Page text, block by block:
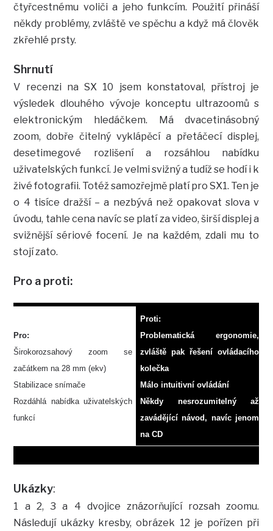
čtyřcestnému voliči a jeho funkcím. Použití přináší
někdy problémy, zvláště ve spěchu a když má člověk
zkřehlé prsty.
Shrnutí
V recenzi na SX 10 jsem konstatoval, přístroj je
výsledek dlouhého vývoje konceptu ultrazoomů s
elektronickým hledáčkem. Má dvacetinásobný
zoom, dobře čitelný vyklápěcí a přetáčecí displej,
desetimegové rozlišení a rozsáhlou nabídku
uživatelských funkcí. Je velmi svižný a tudíž se hodí i k
živé fotografii. Totéž samozřejmě platí pro SX1. Ten je
o 4 tisíce dražší – a nezbývá než opakovat slova v
úvodu, tahle cena navíc se platí za video, širší displej a
svižnější sériové focení. Je na každém, zdali mu to
stojí zato.
Pro a proti:
Pro:
Širokorozsahový zoom se
začátkem na 28 mm (ekv)
Stabilizace snímače
Rozdáhlá nabídka uživatelských
funkcí
Proti:
Problematická ergonomie,
zvláště pak řešení ovládacího
kolečka
Málo intuitivní ovládání
Někdy nesrozumitelný až
zavádějící návod, navíc jenom
na CD
Ukázky:
1 a 2, 3 a 4 dvojice znázorňující rozsah zoomu.
Následují ukázky kresby, obrázek 12 je pořízen při